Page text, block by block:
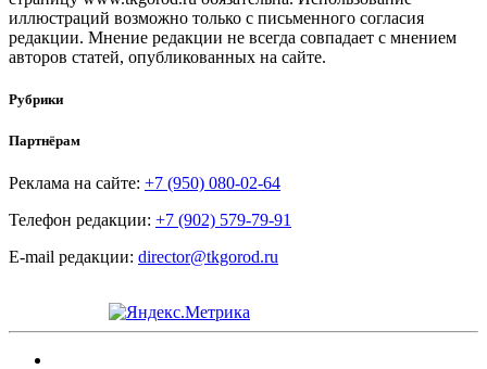
иллюстраций возможно только с письменного согласия
редакции. Мнение редакции не всегда совпадает с мнением
авторов статей, опубликованных на сайте.
Рубрики
Партнёрам
Реклама на сайте: +7 (950) 080-02-64
Телефон редакции: +7 (902) 579-79-91
E-mail редакции: director@tkgorod.ru